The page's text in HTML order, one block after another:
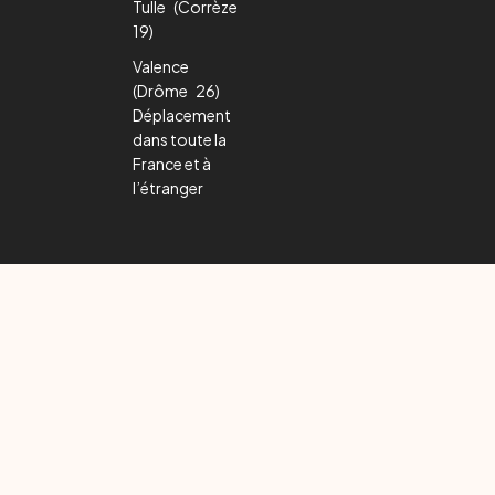
Tulle (Corrèze
19)
Valence
(Drôme 26)
Déplacement
dans toute la
France et à
l’étranger